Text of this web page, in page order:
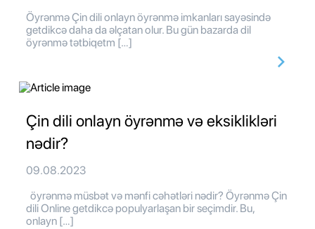
Öyrənmə Çin dili onlayn öyrənmə imkanları sayəsində
getdikcə daha da əlçatan olur. Bu gün bazarda dil
öyrənmə tətbiqetm […]
Çin dili onlayn öyrənmə və eksiklikləri
nədir?
09.08.2023
öyrənmə müsbət və mənfi cəhətləri nədir? Öyrənmə Çin
dili Online getdikcə populyarlaşan bir seçimdir. Bu,
onlayn […]